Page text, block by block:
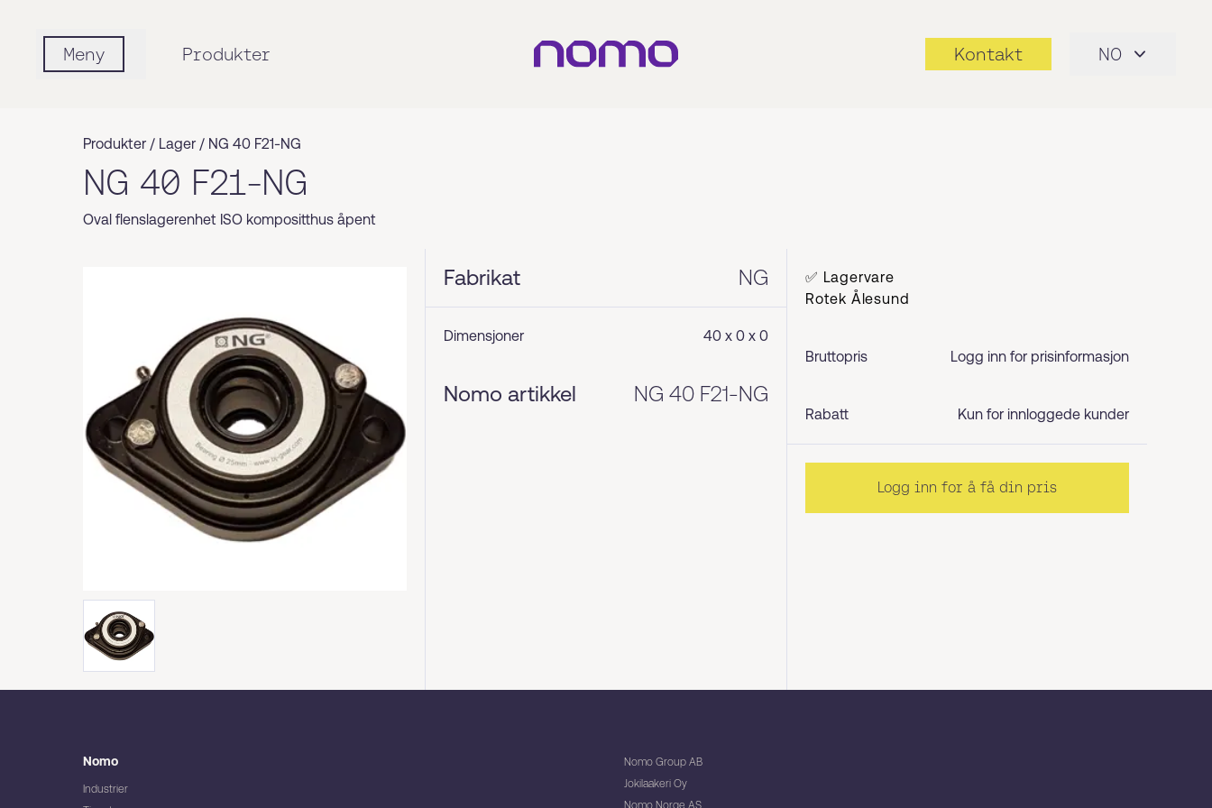
Meny Produkter Kontakt NO
Produkter / Lager / NG 40 F21-NG
NG 40 F21-NG
Oval flenslagerenhet ISO kompositthus åpent
Fabrikat NG
Dimensjoner 40 x 0 x 0
Nomo artikkel NG 40 F21-NG
✅ Lagervare
Rotek Ålesund
Bruttopris Logg inn for prisinformasjon
Rabatt Kun for innloggede kunder
Logg inn for å få din pris
Nomo
Industrier
Nomo Group AB
Jokilaakeri Oy
Nomo Norge AS